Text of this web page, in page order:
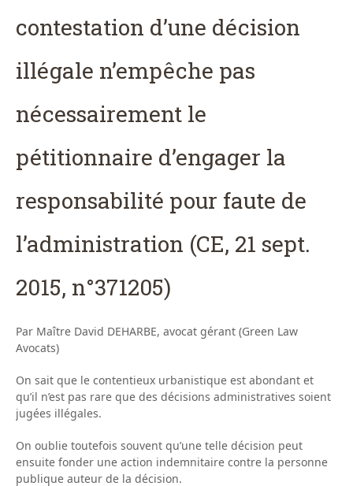
contestation d’une décision
illégale n’empêche pas
nécessairement le
pétitionnaire d’engager la
responsabilité pour faute de
l’administration (CE, 21 sept.
2015, n°371205)
Par Maître David DEHARBE, avocat gérant (Green Law
Avocats)
On sait que le contentieux urbanistique est abondant et
qu’il n’est pas rare que des décisions administratives soient
jugées illégales.
On oublie toutefois souvent qu’une telle décision peut
ensuite fonder une action indemnitaire contre la personne
publique auteur de la décision.